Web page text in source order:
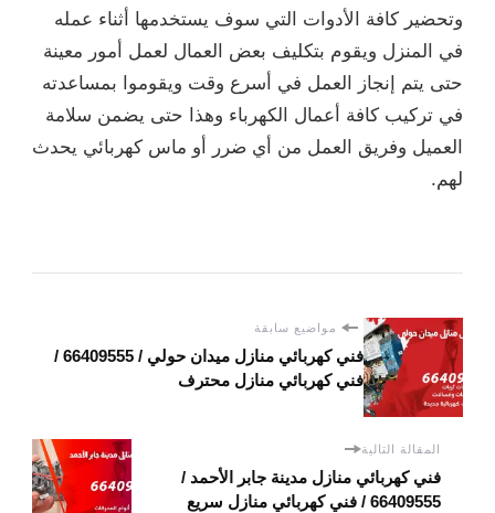
وتحضير كافة الأدوات التي سوف يستخدمها أثناء عمله
في المنزل ويقوم بتكليف بعض العمال لعمل أمور معينة
حتى يتم إنجاز العمل في أسرع وقت ويقوموا بمساعدته
في تركيب كافة أعمال الكهرباء وهذا حتى يضمن سلامة
العميل وفريق العمل من أي ضرر أو ماس كهربائي يحدث
لهم.
مواضيع سابقة
فني كهربائي منازل ميدان حولي / 66409555 /
فني كهربائي منازل محترف
المقالة التالية
فني كهربائي منازل مدينة جابر الأحمد /
66409555 / فني كهربائي منازل سريع